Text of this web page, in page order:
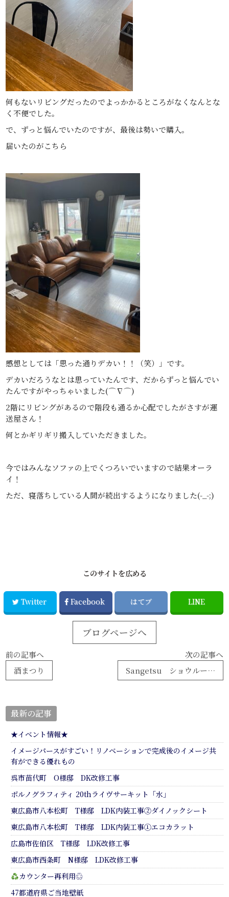
何もないリビングだったのでよっかかるところがなくなんとな
く不便でした。
で、ずっと悩んでいたのですが、最後は勢いで購入。
届いたのがこちら
感想としては「思った通りデカい！！（笑）」です。
デカいだろうなとは思っていたんです、だからずっと悩んでい
たんですがやっちゃいました(⌒∇⌒)
2階にリビングがあるので階段も通るか心配でしたがさすが運
送屋さん！
何とかギリギリ搬入していただきました。
今ではみんなソファの上でくつろいでいますので結果オーラ
イ！
ただ、寝落ちしている人間が続出するようになりました(-_-;)
このサイトを広める
Twitter Facebook はてブ LINE
ブログページへ
前の記事へ
酒まつり
次の記事へ
Sangetsu ショウルーム広島
最新の記事
★イベント情報★
イメージパースがすごい！リノベーションで完成後のイメージ共
有ができる優れもの
呉市苗代町 O様邸 DK改修工事
ポルノグラフィティ 20thライヴサーキット「水」
東広島市八本松町 T様邸 LDK内装工事②ダイノックシート
東広島市八本松町 T様邸 LDK内装工事①エコカラット
広島市佐伯区 T様邸 LDK改修工事
東広島市西条町 N様邸 LDK改修工事
カウンター再利用♲
47都道府県ご当地壁紙